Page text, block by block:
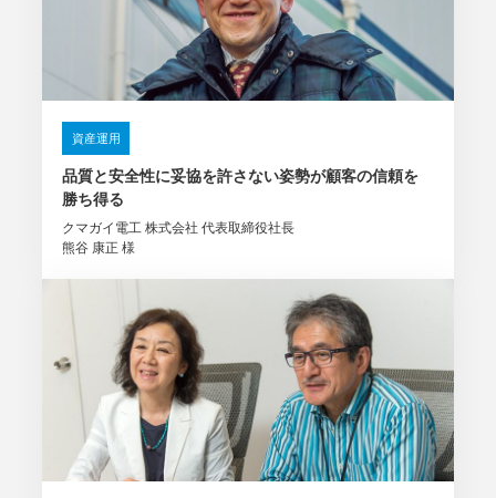
資産運用
品質と安全性に妥協を許さない姿勢が顧客の信頼を
勝ち得る
クマガイ電工 株式会社 代表取締役社長
熊谷 康正 様